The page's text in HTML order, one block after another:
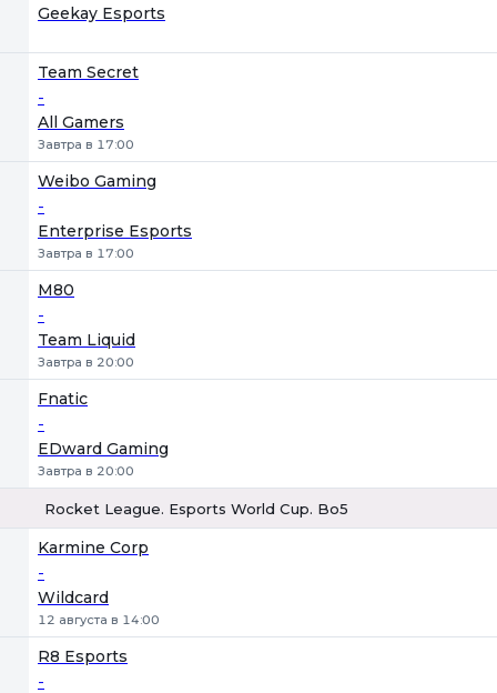
Geekay Esports
Team Secret
-
All Gamers
Завтра в 17:00
Weibo Gaming
-
Enterprise Esports
Завтра в 17:00
M80
-
Team Liquid
Завтра в 20:00
Fnatic
-
EDward Gaming
Завтра в 20:00
Rocket League. Esports World Cup. Bo5
Karmine Corp
-
Wildcard
12 августа в 14:00
R8 Esports
-